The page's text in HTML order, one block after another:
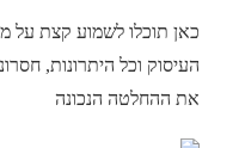
כאן תוכלו לשמוע קצת על
העיסוק וכל היתרונות,
את ההחלטה הנכונה